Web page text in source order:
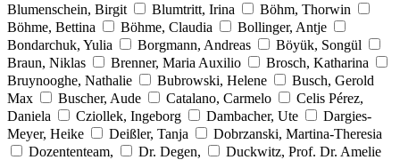
Blumenschein, Birgit
Blumtritt, Irina
Böhm, Thorwin
Böhme, Bettina
Böhme, Claudia
Bollinger, Antje
Bondarchuk, Yulia
Borgmann, Andreas
Böyük, Songül
Braun, Niklas
Brenner, Maria Auxilio
Brosch, Katharina
Bruynooghe, Nathalie
Bubrowski, Helene
Busch, Gerold
Max
Buscher, Aude Catalano, Carmelo
Celis Pérez,
Daniela
Cziollek, Ingeborg Dambacher, Ute
Dargies-
Meyer, Heike
Deißler, Tanja
Dobrzanski, Martina-Theresia
Dozententeam,
Dr. Degen,
Duckwitz, Prof. Dr. Amelie